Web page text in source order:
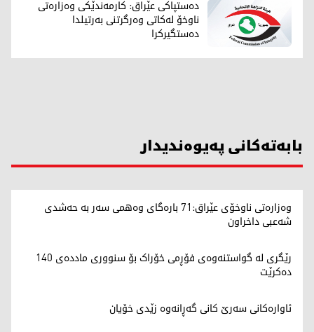
دەستپاکی عێراق: کارمەندێکی وەزارەتی
ناوخۆ لەکاتی وەرگرتنی بەرتیلدا
دەستگیرکرا
بابەتەکانی پەیوەندیدار
وەزارەتی ناوخۆی عێراق:71 بارەگای وەهمی سەر بە حەشدی
شەعبی داخراون
رێگری لە گواستنەوەی فۆڕمی خۆراک بۆ سنووری ماددەی 140
دەکرێت
ئاوارەکانی سەرێ کانی گەڕانەوە زێدی خۆیان